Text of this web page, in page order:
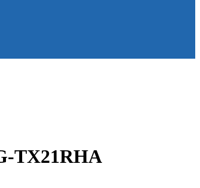
TX21RHA